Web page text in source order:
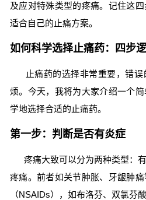
及应对特殊类型的疼痛。记住这
适合自己的止痛方案。
如何科学选择止痛药：四步
止痛药的选择非常重要，错误
烦。今天，我将为大家介绍一个
学地选择合适的止痛药。
第一步：判断是否有炎症
疼痛大致可以分为两种类型：
疼痛。前者如关节肿胀、牙龈肿
（NSAIDs），如布洛芬、双氯芬